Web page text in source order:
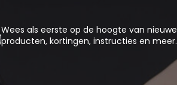
Wees als eerste op de hoogte van nieuwe
producten, kortingen, instructies en meer.